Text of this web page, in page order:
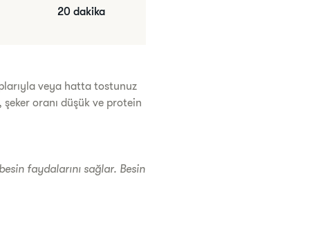
20 dakika
veya hatta tostunuz
oranı düşük ve protein
faydalarını sağlar. Besin